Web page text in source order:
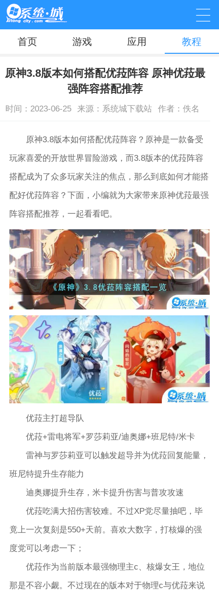
首页 游戏 应用 教程
原神3.8版本如何搭配优菈阵容 原神优菈最
强阵容搭配推荐
时间：2023-06-25 来源：系统城下载站 作者：佚名
原神3.8版本如何搭配优菈阵容？原神是一款备受
玩家喜爱的开放世界冒险游戏，而3.8版本的优菈阵容
搭配成为了众多玩家关注的焦点，那么到底如何才能搭
配好优菈阵容？下面，小编就为大家带来原神优菈最强
阵容搭配推荐，一起看看吧。
优菈主打超导队
优菈+雷电将军+罗莎莉亚/迪奥娜+班尼特/米卡
雷神与罗莎莉亚可以触发超导并为优菈回复能量，
班尼特提升生存能力
迪奥娜提升生存，米卡提升伤害与普攻攻速
优菈吃满大招伤害较难。不过XP党尽量抽吧，毕
竟上一次复刻是550+天前。喜欢大数字，打核爆的强
度党可以考虑一下；
优菈作为当前版本最强物理主c、核爆女王，地位
那是不容小觑。不过现在的版本对于物理c与优菈来说